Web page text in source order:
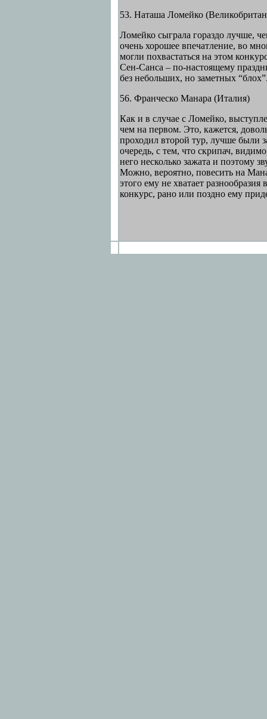
53. Наташа Ломейко
Ломейко сыграла гораздо лучше,
очень хорошее впечатление, во
могли похвастаться на этом
Сен-Санса – по-настоящему
без небольших, но заметных
56. Франческо Манара (Италия)
Как и в случае с Ломейко,
чем на первом. Это, кажется,
проходил второй тур, лучше были
очередь, с тем, что скрипач,
него несколько зажата и поэтому
Можно, вероятно, повесить на
этого ему не хватает
конкурс, рано или поздно ему